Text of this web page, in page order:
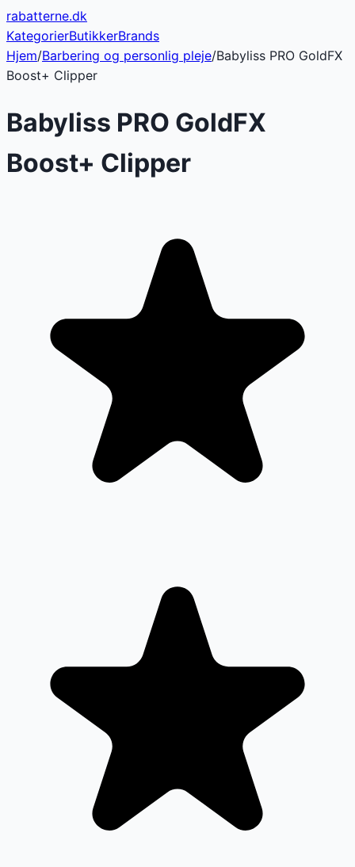
rabatterne.dk
KategorierButikkerBrands
Hjem/Barbering og personlig pleje/Babyliss PRO GoldFX
Boost+ Clipper
Babyliss PRO GoldFX
Boost+ Clipper